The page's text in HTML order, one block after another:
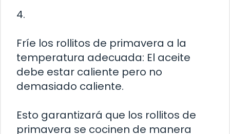
4.
Fríe los rollitos de primavera a la
temperatura adecuada: El aceite
debe estar caliente pero no
demasiado caliente.
Esto garantizará que los rollitos de
primavera se cocinen de manera